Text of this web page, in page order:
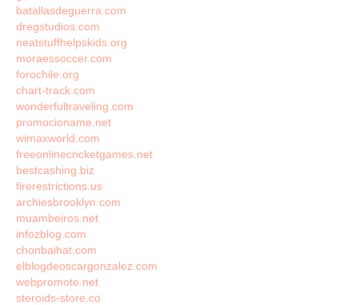
batallasdeguerra.com
dregstudios.com
neatstuffhelpskids.org
moraessoccer.com
forochile.org
chart-track.com
wonderfultraveling.com
promocioname.net
wimaxworld.com
freeonlinecricketgames.net
bestcashing.biz
firerestrictions.us
archiesbrooklyn.com
muambeiros.net
infozblog.com
chonbaihat.com
elblogdeoscargonzalez.com
webpromote.net
steroids-store.co